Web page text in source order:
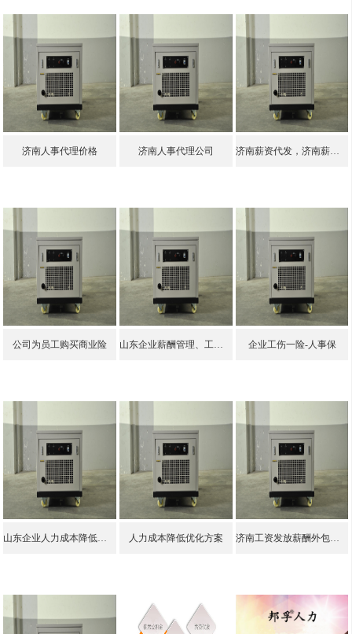
济南人事代理价格 济南人事代理公司 济南薪资代发，济南薪资代发公司
公司为员工购买商业险 山东企业薪酬管理、工资优化方案 企业工伤一险-人事保
山东企业人力成本降低方案 人力成本降低优化方案 济南工资发放薪酬外包服务